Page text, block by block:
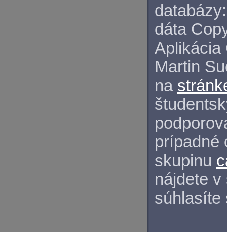
databázy:
dáta
Aplikácia
Martin
na
prípadné
skupinu
nájdete